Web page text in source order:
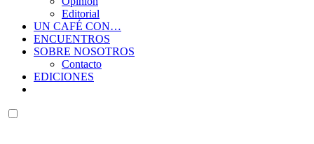
Editorial
UN CAFÉ CON…
ENCUENTROS
SOBRE NOSOTROS
Contacto
EDICIONES